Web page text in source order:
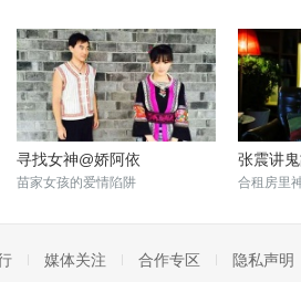
寻找女神@娇阿依
苗家女孩的爱情陷阱
张震讲
合租房里
媒体关注 合作专区 隐私声明